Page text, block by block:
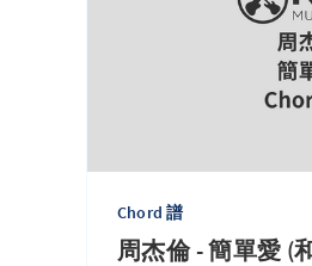
Chord 譜
周杰倫 - 簡單愛 (